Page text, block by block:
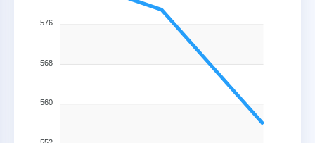
576
568
560